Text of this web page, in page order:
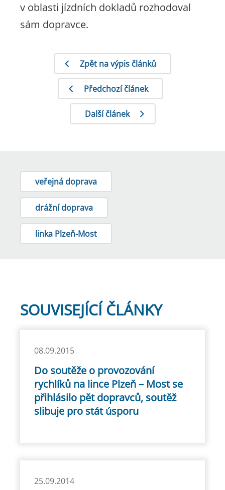
v oblasti jízdních dokladů rozhodoval
sám dopravce.
Zpět na výpis článků
Předchozí článek
Další článek
veřejná doprava
drážní doprava
linka Plzeň-Most
SOUVISEJÍCÍ ČLÁNKY
08.09.2015
Do soutěže o provozování
rychlíků na lince Plzeň – Most se
přihlásilo pět dopravců, soutěž
slibuje pro stát úsporu
25.09.2014